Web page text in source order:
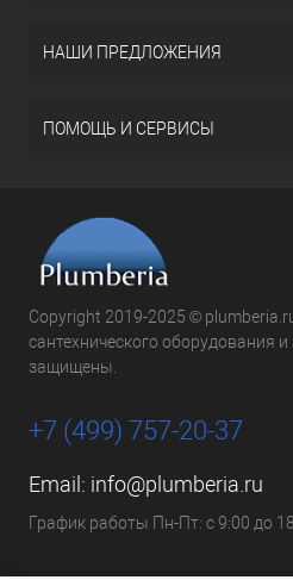
НАШИ ПРЕДЛОЖЕНИЯ
ПОМОЩЬ И СЕРВИСЫ
Copyright 2019-2025 ©
сантехнического оборудования
защищены.
+7 (499) 757-20-37
Email: info@plumberia.ru
График работы Пн-Пт: с 9:00 до